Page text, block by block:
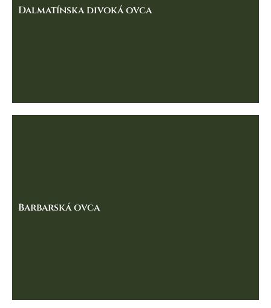
Dalmatínska divoká ovca
Barbarská ovca